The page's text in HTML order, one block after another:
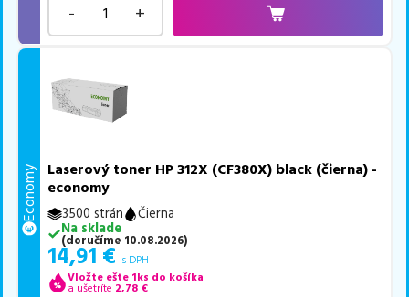
- +
Economy
Laserový toner HP 312X (CF380X) black (čierna) -
economy
3500 strán
Čierna
Na sklade
(doručíme 10.08.2026)
14,91 € s DPH
Vložte ešte 1ks do košíka
a ušetríte 2,78 €